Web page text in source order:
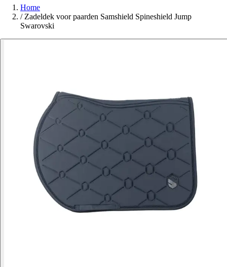
Home
/ Zadeldek voor paarden Samshield Spineshield Jump
Swarovski